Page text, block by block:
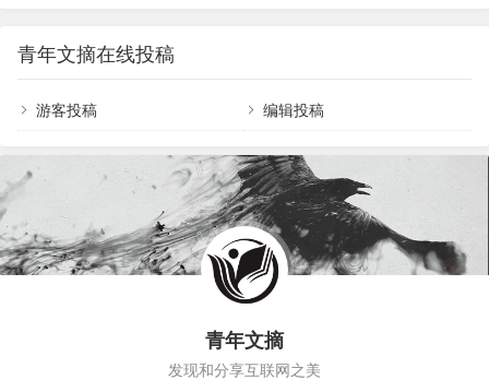
洋宽广的是天空，比天空宽广的是人的胸怀男人和
女人之间没有一杆称可以匀出平衡来，谁也无法保
信和气场。 他们往往表现得唯唯诺诺，不敢与人对视，甚至在和别人说
话时，会不由自主地低下头。 这种缺乏自信的表现，让别人一眼就能看
青年文摘在线投稿
游客投稿 编辑投稿
青年文摘
发现和分享互联网之美